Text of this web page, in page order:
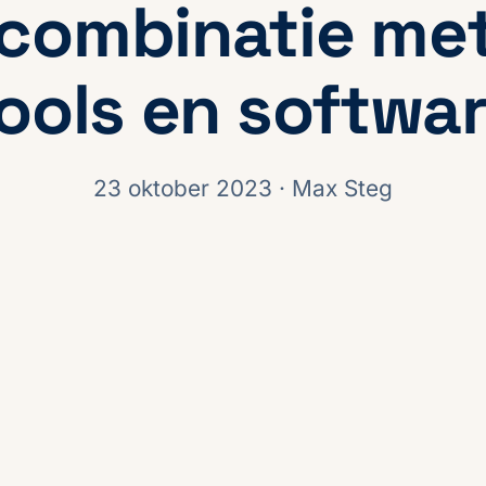
en
23 oktober 2023 · Max Steg